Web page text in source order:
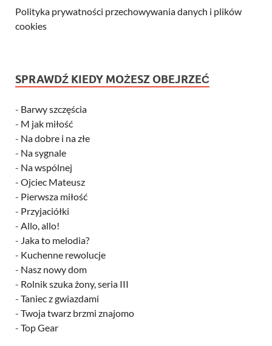
Polityka prywatności przechowywania danych i plików
cookies
SPRAWDŹ KIEDY MOŻESZ OBEJRZEĆ
- Barwy szczęścia
- M jak miłość
- Na dobre i na złe
- Na sygnale
- Na wspólnej
- Ojciec Mateusz
- Pierwsza miłość
- Przyjaciółki
- Allo, allo!
- Jaka to melodia?
- Kuchenne rewolucje
- Nasz nowy dom
- Rolnik szuka żony, seria III
- Taniec z gwiazdami
- Twoja twarz brzmi znajomo
- Top Gear